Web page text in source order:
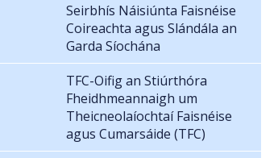
Seirbhís Náisiúnta Faisnéise
Coireachta agus Slándála an
Garda Síochána
TFC-Oifig an Stiúrthóra
Fheidhmeannaigh um
Theicneolaíochtaí Faisnéise
agus Cumarsáide (TFC)